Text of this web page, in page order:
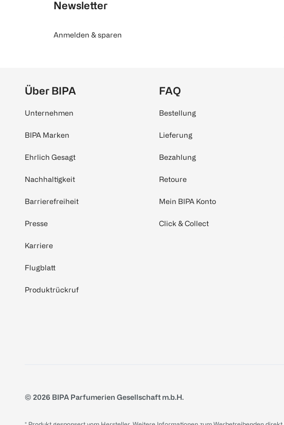
Newsletter
Anmelden & sparen
Über BIPA
Unternehmen
BIPA Marken
Ehrlich Gesagt
Nachhaltigkeit
Barrierefreiheit
Presse
Karriere
Flugblatt
Produktrückruf
FAQ
Bestellung
Lieferung
Bezahlung
Retoure
Mein BIPA Konto
Click & Collect
© 2026 BIPA Parfumerien Gesellschaft m.b.H.